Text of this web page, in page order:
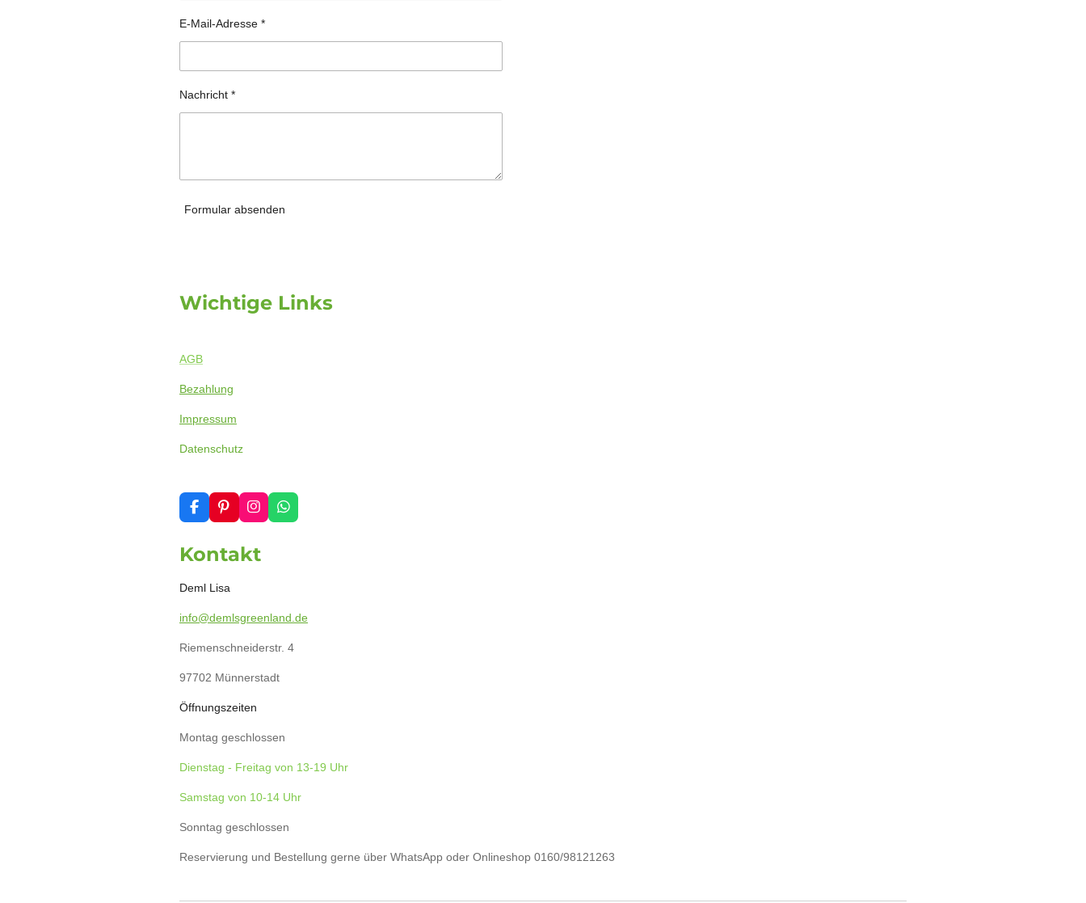
E-Mail-Adresse *
Nachricht *
Formular absenden
Wichtige Links
AGB
Bezahlung
Impressum
Datenschutz
F
a
e
b
o
P
i
t
e
e
t
I
n
t
a
m
W
h
Kontakt
Deml Lisa
info@demlsgreenland.de
Riemenschneiderstr. 4
97702 Münnerstadt
Öffnungszeiten
Montag geschlossen
Dienstag - Freitag von 13-19 Uhr
Samstag von 10-14 Uhr
Sonntag geschlossen
Reservierung und Bestellung gerne über WhatsApp oder Onlineshop 0160/98121263